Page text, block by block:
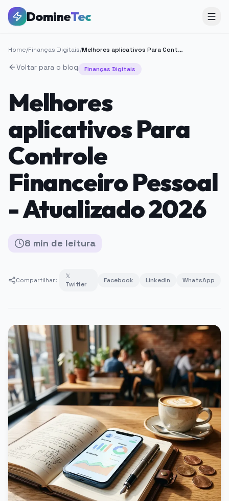
DomineTec
Home/Finanças Digitais/ Melhores aplicativos Para Controle Financeiro Pessoal - Atualizado 2026
Voltar para o blog Finanças Digitais
Melhores
aplicativos Para
Controle
Financeiro Pessoal
- Atualizado 2026
8 min de leitura
Compartilhar:
𝕏
Twitter
Facebook LinkedIn WhatsApp